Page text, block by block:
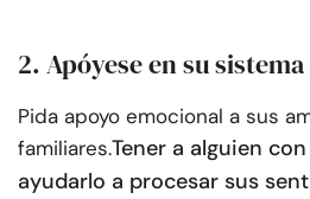
2. Apóyese en su
Pida apoyo emocional a sus
familiares.Tener a alguien
ayudarlo a procesar sus